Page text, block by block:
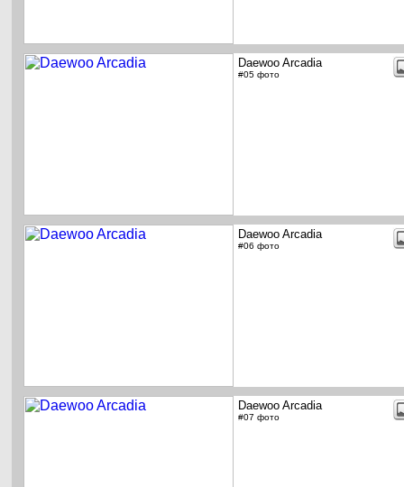
Daewoo Arcadia
#05 фото
Daewoo Arcadia
#06 фото
Daewoo Arcadia
#07 фото